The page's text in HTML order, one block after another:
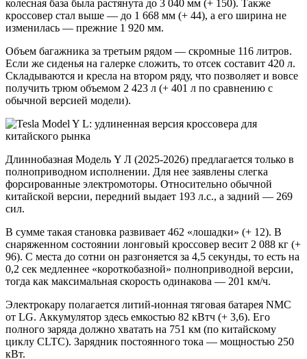
колесная база была растянута до 3 040 мм (+ 150). Также
кроссовер стал выше — до 1 668 мм (+ 44), а его ширина не
изменилась — прежние 1 920 мм.
Объем багажника за третьим рядом — скромные 116 литров.
Если же сиденья на галерке сложить, то отсек составит 420 л.
Складываются и кресла на втором ряду, что позволяет и вовсе
получить трюм объемом 2 423 л (+ 401 л по сравнению с
обычной версией модели).
Длиннобазная Модель Y Л (2025-2026) предлагается только в
полноприводном исполнении. Для нее заявлены слегка
форсированные электромоторы. Относительно обычной
китайской версии, передний выдает 193 л.с., а задний — 269
сил.
В сумме такая становка развивает 462 «лошадки» (+ 12). В
снаряженном состоянии лонговый кроссовер весит 2 088 кг (+
96). С места до сотни он разгоняется за 4,5 секунды, то есть на
0,2 сек медленнее «короткобазной» полноприводной версии,
тогда как максимальная скорость одинакова — 201 км/ч.
Электрокару полагается литий-ионная тяговая батарея NMC
от LG. Аккумулятор здесь емкостью 82 кВтч (+ 3,6). Его
полного заряда должно хватать на 751 км (по китайскому
циклу CLTC). Зарядник постоянного тока — мощностью 250
кВт.